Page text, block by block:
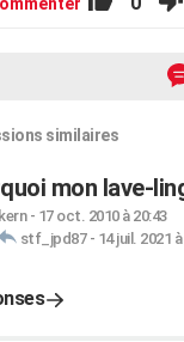
similaires
mon lave-
kern- 17 oct. 2010 à 20:43
stf_jpd87- 14 juil. 2021